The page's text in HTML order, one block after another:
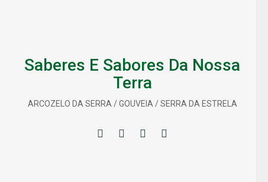
Saberes E Sabores Da Nossa
Terra
ARCOZELO DA SERRA / GOUVEIA / SERRA DA ESTRELA